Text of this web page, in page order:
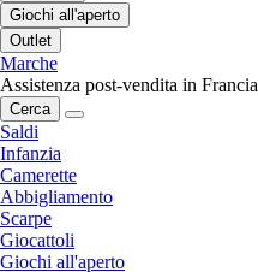
Giochi all'aperto
Outlet
Marche
Assistenza post-vendita in Francia
Cerca
Saldi
Infanzia
Camerette
Abbigliamento
Scarpe
Giocattoli
Giochi all'aperto